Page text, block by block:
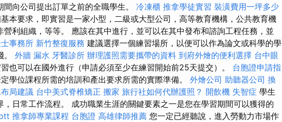
向公司提出訂單之前的全職學生。 冷凍櫃 推拿學徒實習 裝潢費用一坪多少
本要求，即實習是一家小型，二級或大型公司，高等教育機構，公共教育機
營利組織，等等。 應該在其中進行，並可以在其中發布和諮詢工程任務，並
事務所 新竹整復服務 建議選擇一個練習場所，以便可以作為論文或科學的學
外牆 漏水 牙醫診所 辦理護照需要攜帶的資料 到府外燴的便利選擇 台中眼
也可以在國外進行（申請必須至少在練習開始前25天提交）。 台胞證申請指
學位課程所需的培訓和產出要求所需的實際準備。 外燴公司 助聽器公司 換
局建議 台中美式脊椎矯正 搬家 旅行社如何代辦護照？ 開飲機 失智症 學生
，日常工作流程。 成功職業生涯的關鍵要素之一是您在學習期間可以獲得的
推拿師專業課程 台胞證 高雄律師推薦 您一定已經聽說，進入勞動力市場作